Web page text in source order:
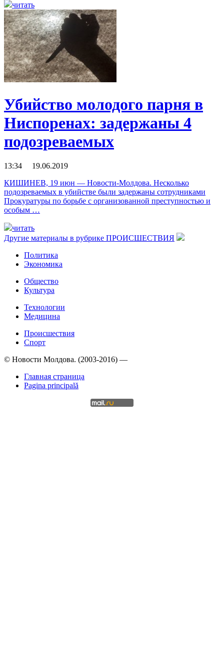
читать
Убийство молодого парня в
Ниспоренах: задержаны 4
подозреваемых
13:34 19.06.2019
КИШИНЕВ, 19 июн — Новости-Молдова. Несколько
подозреваемых в убийстве были задержаны сотрудниками
Прокуратуры по борьбе с организованной преступностью и
особым …
читать
Другие материалы в рубрике ПРОИСШЕСТВИЯ
Политика
Экономика
Общество
Культура
Технологии
Медицина
Происшествия
Спорт
© Новости Молдова. (2003-2016) —
Главная страница
Pagina principală